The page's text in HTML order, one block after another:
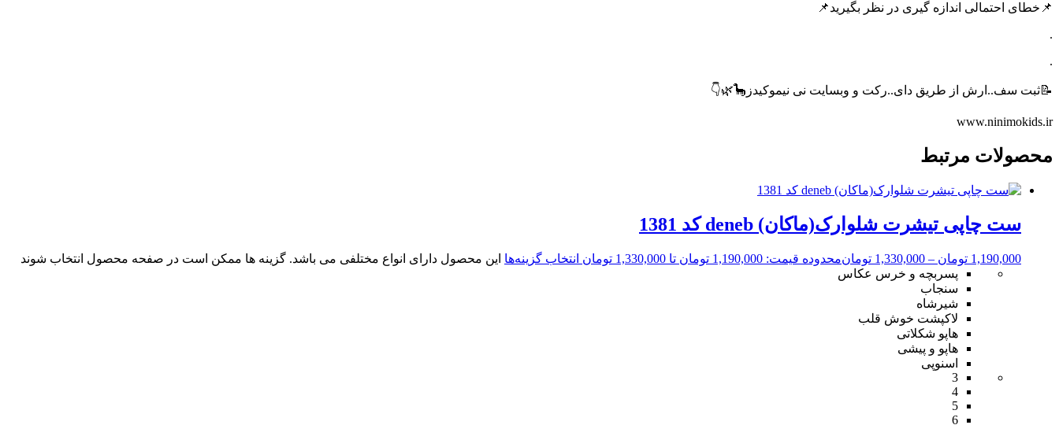
📌خطای احتمالی اندازه گیری در نظر بگیرید📌
.
.
📝ثبت سف..ارش از طریق دای..رکت و وبسایت نی نیموکیدز🦕🌿👇
www.ninimokids.ir
محصولات مرتبط
ست چاپی تیشرت شلوارک(ماکان) deneb کد 1381
1,190,000 تومان –
1,330,000 تومانمحدوده قیمت: 1,190,000 تومان تا 1,330,000 تومان انتخاب گزینه‌ها این محصول دارای انواع مختلفی می باشد. گزینه ها ممکن است در صفحه محصول انتخاب شوند
پسربچه و خرس عکاس
سنجاب
شیرشاه
لاکپشت خوش قلب
هاپو شکلاتی
هاپو و پیشی
اسنوپی
3
4
5
6